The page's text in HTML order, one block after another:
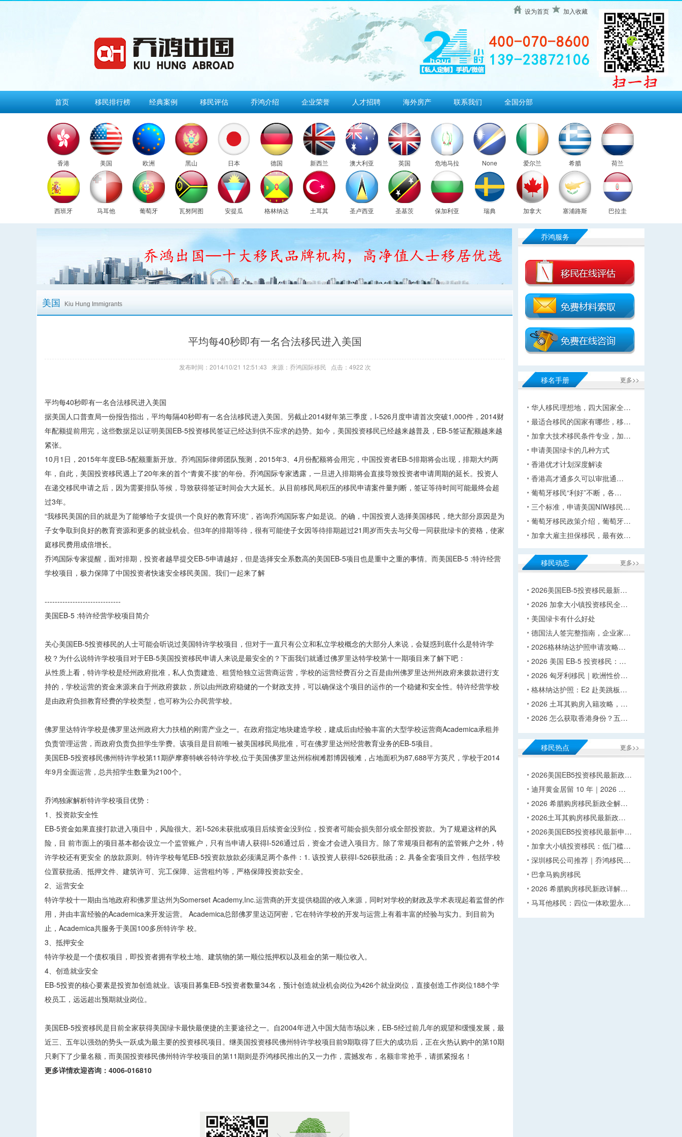
设为首页 加入收藏
首页 移民排行榜 经典案例 移民评估 乔鸿介绍 企业荣誉 人才招聘 海外房产 联系我们 全国分部
香港 美国 欧洲 黑山 日本 德国 新西兰 澳大利亚 英国 危地马拉 None 爱尔兰 希腊 荷兰
西班牙 马耳他 葡萄牙 瓦努阿图 安提瓜 格林纳达 土耳其 圣卢西亚 圣基茨 保加利亚 瑞典 加拿大 塞浦路斯 巴拉圭
美国 Kiu Hung Immigrants
平均每40秒即有一名合法移民进入美国
发布时间：2014/10/21 12:51:43 来源：乔鸿国际移民 点击：4922 次
平均每40秒即有一名合法移民进入美国
据美国人口普查局一份报告指出，平均每隔40秒即有一名合法移民进入美国。另截止2014财年第三季度，I-526月度申请首次突破1,000件，2014财
年配额提前用完，这些数据足以证明美国EB-5投资移民签证已经达到供不应求的趋势。如今，美国投资移民已经越来越普及，EB-5签证配额越来越
紧张。
10月1日，2015年年度EB-5配额重新开放。乔鸿国际律师团队预测，2015年3、4月份配额将会用完，中国投资者EB-5排期将会出现，排期大约两
年，自此，美国投资移民遇上了20年来的首个“青黄不接”的年份。乔鸿国际专家透露，一旦进入排期将会直接导致投资者申请周期的延长。投资人
在递交移民申请之后，因为需要排队等候，导致获得签证时间会大大延长。从目前移民局积压的移民申请案件量判断，签证等待时间可能最终会超
过3年。
“我移民美国的目的就是为了能够给子女提供一个良好的教育环境”，咨询乔鸿国际客户如是说。的确，中国投资人选择美国移民，绝大部分原因是为
子女争取到良好的教育资源和更多的就业机会。但3年的排期等待，很有可能使子女因等待排期超过21周岁而失去与父母一同获批绿卡的资格，使家
庭移民费用成倍增长。
乔鸿国际专家提醒，面对排期，投资者越早提交EB-5申请越好，但是选择安全系数高的美国EB-5项目也是重中之重的事情。而美国EB-5 :特许经营
学校项目，极力保障了中国投资者快速安全移民美国。我们一起来了解
------------------------------
美国EB-5 :特许经营学校项目简介
关心美国EB-5投资移民的人士可能会听说过美国特许学校项目，但对于一直只有公立和私立学校概念的大部分人来说，会疑惑到底什么是特许学
校？为什么说特许学校项目对于EB-5美国投资移民申请人来说是最安全的？下面我们就通过佛罗里达特学校第十一期项目来了解下吧：
从性质上看，特许学校是经州政府批准，私人负责建造、租赁给独立运营商运营，学校的运营经费百分之百是由州佛罗里达州州政府来拨款进行支
持的，学校运营的资金来源来自于州政府拨款，所以由州政府稳健的一个财政支持，可以确保这个项目的运作的一个稳健和安全性。特许经营学校
是由政府负担教育经费的学校类型，也可称为公办民营学校。
佛罗里达特许学校是佛罗里达州政府大力扶植的刚需产业之一。在政府指定地块建造学校，建成后由经验丰富的大型学校运营商Academica承租并
负责管理运营，而政府负责负担学生学费。该项目是目前唯一被美国移民局批准，可在佛罗里达州经营教育业务的EB-5项目。
美国EB-5投资移民佛州特许学校第11期萨摩赛特峡谷特许学校,位于美国佛罗里达州棕榈滩郡博因顿滩，占地面积为87,688平方英尺，学校于2014
年9月全面运营，总共招学生数量为2100个。
乔鸿独家解析特许学校项目优势：
1、投资款安全性
EB-5资金如果直接打款进入项目中，风险很大。若I-526未获批或项目后续资金没到位，投资者可能会损失部分或全部投资款。为了规避这样的风
险，目 前市面上的项目基本都会设立一个监管账户，只有当申请人获得I-526通过后，资金才会进入项目方。除了常规项目都有的监管账户之外，特
许学校还有更安全 的放款原则。特许学校每笔EB-5投资款放款必须满足两个条件：1. 该投资人获得I-526获批函；2. 具备全套项目文件，包括学校
位置获批函、抵押文件、建筑许可、完工保障、运营租约等，严格保障投资款安全。
2、运营安全
特许学校十一期由当地政府和佛罗里达州为Somerset Academy,Inc.运营商的开支提供稳固的收入来源，同时对学校的财政及学术表现起着监督的作
用，并由丰富经验的Academica来开发运营。 Academica总部佛罗里达迈阿密，它在特许学校的开发与运营上有着丰富的经验与实力。到目前为
止，Academica共服务于美国100多所特许学 校。
3、抵押安全
特许学校是一个债权项目，即投资者拥有学校土地、建筑物的第一顺位抵押权以及租金的第一顺位收入。
4、创造就业安全
EB-5投资的核心要素是投资加创造就业。该项目募集EB-5投资者数量34名，预计创造就业机会岗位为426个就业岗位，直接创造工作岗位188个学
校员工，远远超出预期就业岗位。
美国EB-5投资移民是目前全家获得美国绿卡最快最便捷的主要途径之一。自2004年进入中国大陆市场以来，EB-5经过前几年的观望和缓慢发展，最
近三、五年以强劲的势头一跃成为最主要的投资移民项目。继美国投资移民佛州特许学校项目前9期取得了巨大的成功后，正在火热认购中的第10期
只剩下了少量名额，而美国投资移民佛州特许学校项目的第11期则是乔鸿移民推出的又一力作，震撼发布，名额非常抢手，请抓紧报名！
更多详情欢迎咨询：4006-016810
乔鸿服务
更多>>
移名手册
华人移民理想地，四大国家全…
最适合移民的国家有哪些，移…
加拿大技术移民条件专业，加…
申请美国绿卡的几种方式
香港优才计划深度解读
香港高才通多久可以审批通…
葡萄牙移民“利好”不断，各…
三个标准，申请美国NIW移民…
葡萄牙移民政策介绍，葡萄牙…
加拿大雇主担保移民，最有效…
更多>>
移民动态
2026美国EB-5投资移民最新…
2026 加拿大小镇投资移民全…
美国绿卡有什么好处
德国法人签完整指南，企业家…
2026格林纳达护照申请攻略…
2026 美国 EB-5 投资移民：…
2026 匈牙利移民｜欧洲性价…
格林纳达护照：E2 赴美跳板…
2026 土耳其购房入籍攻略，…
2026 怎么获取香港身份？五…
更多>>
移民热点
2026美国EB5投资移民最新政…
迪拜黄金居留 10 年｜2026 …
2026 希腊购房移民新政全解…
2026土耳其购房移民最新政…
2026美国EB5投资移民最新申…
加拿大小镇投资移民：低门槛…
深圳移民公司推荐｜乔鸿移民…
巴拿马购房移民
2026 希腊购房移民新政详解…
马耳他移民：四位一体欧盟永…